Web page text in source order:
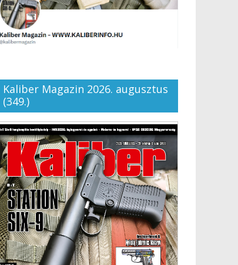
Kaliber Magazin 2026. augusztus
(349.)